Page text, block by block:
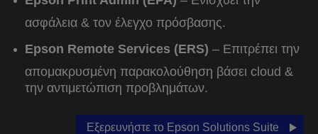
ασφάλεια & τον έλεγχο πρόσβασης.
Epson Remote Services (ERS) – Επιτρέπει την
απομακρυσμένη παρακολούθηση βάσει cloud &
την αντιμετώπιση προβλημάτων.
Εξερευνήστε το Epson Solutions Suite